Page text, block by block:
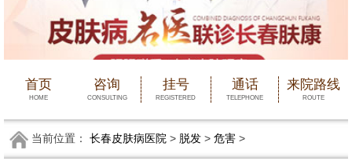
首页
HOME
咨询
CONSULTING
挂号
REGISTERED
通话
TELEPHONE
来院路线
ROUTE
当前位置： 长春皮肤病医院> 脱发> 危害>